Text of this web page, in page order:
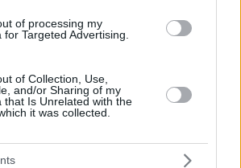
of processing my
Targeted Advertising.
of Collection, Use,
and/or Sharing of my
that Is Unrelated with the
it was collected.
περιγράφει πώς έγινε το
μάνα και γιο στις Σέρρες,
πήγαιναν μαζί για